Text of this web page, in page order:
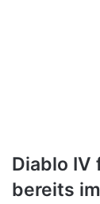
Diablo IV
bereits